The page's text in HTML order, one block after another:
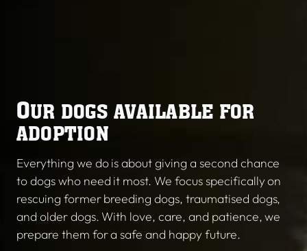
OUR DOGS AVAILABLE FOR
ADOPTION
Everything we do is about giving a second chance
to dogs who need it most. We focus specifically on
rescuing former breeding dogs, traumatised dogs,
and older dogs. With love, care, and patience, we
prepare them for a safe and happy future.